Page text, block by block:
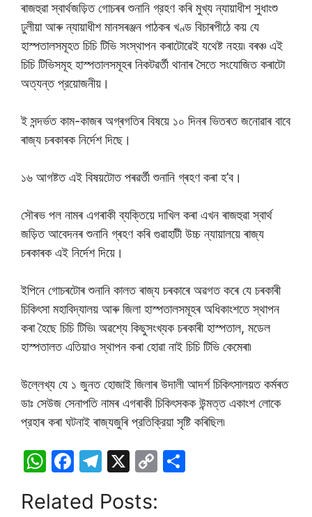
ৰাজহুৱা স্বার্থজড়িত গোচৰৰ শুনানি গ্রহণ কৰি মুখ্য ন্যায়াধীশ সুধাংশু
ঢুলীয়া আৰু ন্যায়াধীশ মানসৰঞ্জন পাঠকৰ খণ্ড বিচাৰপীঠে কয় যে
হাস্পতালসমূহত চিচি টিভি সংস্থাপন কৰাটোৱেই যথেষ্ট নহয়৷ বৰঞ্চ এই
চিচি টিভিসমূহ হাস্পতালসমূহৰ নিকটৱর্তী থানাৰ সৈতে সংযোজিত কৰাটো
অত্যন্ত প্রয়োজনীয়।
ই সন্দৰ্ভত কাম-কাজৰ অগ্ৰগতিৰ বিষয়ে ১০ দিনৰ ভিতৰত জনোৱাৰ বাবে
ৰাজ্য চৰকাৰক নিৰ্দেশ দিছে।
১৬ আগষ্টত এই বিষয়টোত পৰৱৰ্তী শুনানি গ্ৰহণ কৰা হ’ব।
সৌৰভ পল নামৰ এগৰাকী ব্যক্তিয়ে দাখিল কৰা এখন ৰাজহুৱা স্বাৰ্থ
জড়িত আবেদনৰ শুনানি গ্ৰহণ কৰি গুৱাহাটী উচ্চ ন্যায়ালয়ে ৰাজ্য
চৰকাৰক এই নিৰ্দেশ দিয়ে।
ইপিনে গোচৰটোৰ শুনানি কালত ৰাজ্য চৰকাৰে অৱগত কৰে যে চৰকাৰী
চিকিৎসা মহাবিদ্যালয় আৰু জিলা হাস্পতালসমূহৰ অধিকাংশতে স্থাপন
কৰা হৈছে চিচি টিভি৷ অৱশ্যে কিছুসংখ্যক চৰকাৰী হাস্পতাল, মডেল
হাস্পতালত এতিয়াও স্থাপন কৰা হোৱা নাই চিচি টিভি কেমেৰা৷
উল্লেখ্য যে ১ জুনত হোজাই জিলাৰ উদালী আদৰ্শ চিকিৎসালয়ত কর্মৰত
ডাঃ সেউজ সেনাপতি নামৰ এগৰাকী চিকিৎসকক উন্মত্ত একাংশ লোকে
প্রহাৰ কৰা ঘটনাই ৰাজ্যজুৰি প্রতিক্রিয়া সৃষ্টি কৰিছিল৷
W
at
F
c
T
e
X
C
Related Posts: